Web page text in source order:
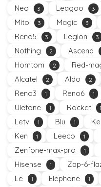
Neo 3 Leagoo 3
Mito 3 Magic 3
Reno5 3 Legion 3
Nothing 2 Ascend
Homtom 2 Red-
Alcatel 2 Aldo 2
Reno3 1 Reno6 1
Ulefone 1 Rocket 1
Letv 1 Blu 1
Ken 1 Leeco 1
Zenfone-max-pro 1
Hisense 1 Zap-6-
Le 1 Elephone 1